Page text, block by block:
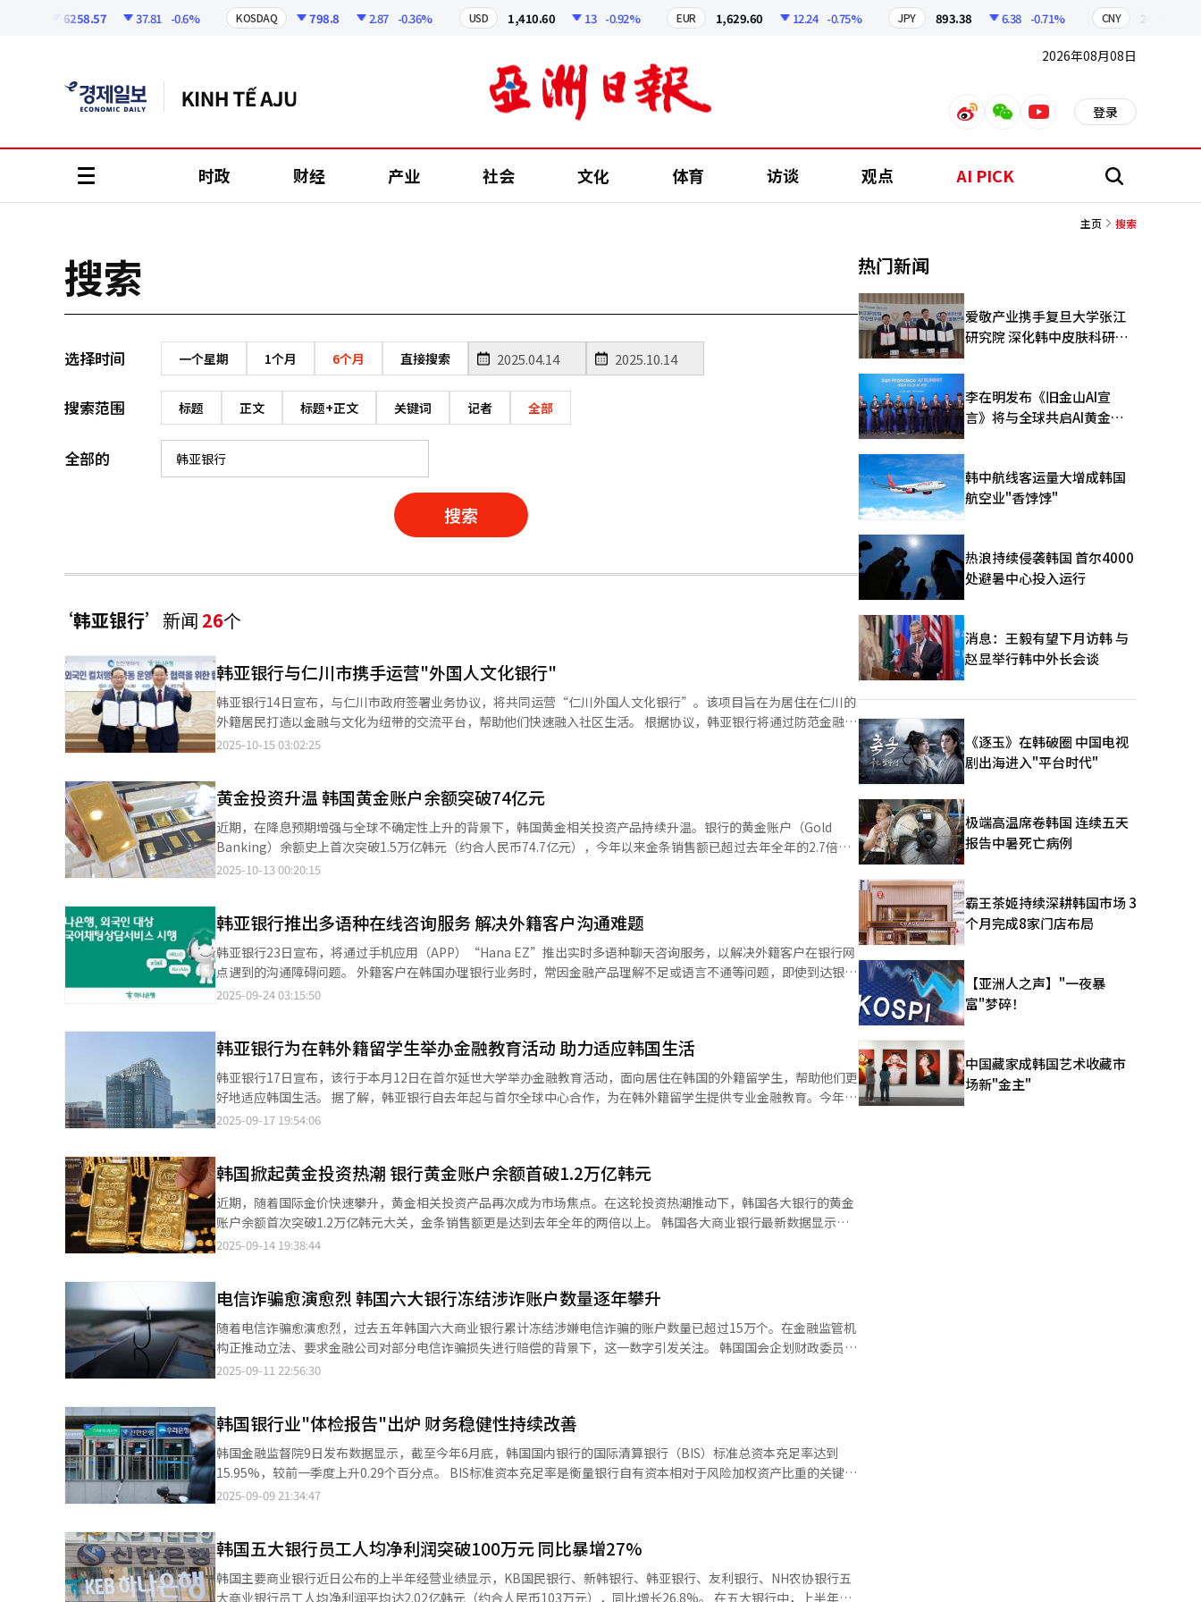
6258.57 37.81 -0.6% KOSDAQ 798.8 2.87 -0.36% USD 1,410.60 13 -0.92% EUR 1,629.60 12.24 -0.75% JPY 893.38 6.38 -0.71% CNY 209.17
2026年08月08日
weiboweixinyoutube 登录
时政 财经 产业 社会 文化 体育 访谈 观点 AI PICK 搜
主页 搜索
搜索
选择时间 一个星期 1个月 6个月 直接搜索
搜索范围 标题 正文 标题+正文 关键词 记者 全部
全部的
搜索
‘韩亚银行’ 新闻 26个
韩亚银行与仁川市携手运营"外国人文化银行"
韩亚银行14日宣布，与仁川市政府签署业务协议，将共同运营“仁川外国人文化银行”。该项目旨在为居住在仁川的
外籍居民打造以金融与文化为纽带的交流平台，帮助他们快速融入社区生活。 根据协议，韩亚银行将通过防范金融诈
骗教育、数字金融教育、定制化金融产品等，帮助外籍客户更好地理解与利用韩国金融服务。该行还将与仁川市合
提升平日难以到访客户的服务可及性。 韩亚银行行长李浩成表示：“希望通过‘仁川外国人文化银行’，让外籍居民
更快融入韩国社会，并将其打造成融合金融、文化与社区的代表性平台。” 目前，韩亚银行已在全国范围布局外籍居
民支援网络，包括2019年开设的天安站全球社区中心与2021年的大田外籍居民综合支援中心。该行计划未来继续扩
大支持范围，履行金融机构的社会责任并提升社会价值。
2025-10-15 03:02:25
黄金投资升温 韩国黄金账户余额突破74亿元
近期，在降息预期增强与全球不确定性上升的背景下，韩国黄金相关投资产品持续升温。银行的黄金账户（Gold
Banking）余额史上首次突破1.5万亿韩元（约合人民币74.7亿元），今年以来金条销售额已超过去年全年的2.7倍。
黄金市场的火热也蔓延至白银领域，银账户与银条投资同样大幅增长。 韩国金融行业最新数据显示，截至本月9日，
黄金。三家银行的黄金账户余额今年3月首次突破1万亿韩元，9月进一步扩大至1.4万亿韩元。 金条销售同样火爆。
KB国民银行、新韩银行、韩亚银行、友利银行、NH农协银行五大银行在本月1日至2日期间，合计售出价值134.87亿
韩元的金条。今年以来，金条销售额已达4505亿韩元，远超去年全年的1654亿韩元。从月度数据看，去年5月起月度
销售额进入“百亿区间”，今年2月达到882.93亿韩元峰值，随后3至8月在200至300亿韩元之间波动，9月暴增至
1115.89亿韩元。 近期，受美联储重启降息预期、全球经济不确定性加大、各国央行增持黄金等多重因素叠加影响，
投资者需注意风险。KRX黄金市场数据显示，以本月10日为基准，1公斤金现货收于每克19.973万韩元，较去年年底
上涨56.2%；本月1日盘中最高涨至每克20.3万韩元，创历史新高。 随着黄金价格走强，白银投资热度显著升温。KB
国民银行、新韩银行、友利银行、NH农协银行四家银行上月银条销售额达42.7亿韩元，首次突破40亿韩元。本月1日
和2日两天就售出20.22亿韩元，已达去年全年（8亿韩元）的2.5倍。 专家指出，白银虽为贵金属，但工业需求占比较
高，对经济周期更为敏感，价格波动性较大，更适合风险承受能力较强的投资者。从历史金银比来看，银价仍被认为
2025-10-13 00:20:15
韩亚银行推出多语种在线咨询服务 解决外籍客户沟通难题
韩亚银行23日宣布，将通过手机应用（APP）“Hana EZ”推出实时多语种聊天咨询服务，以解决外籍客户在银行网
点遇到的沟通障碍问题。 外籍客户在韩国办理银行业务时，常因金融产品理解不足或语言不通等问题，即使到达银行
网点也经常因资料准备不齐全而需要多次往返。此次推出的新服务正是为了解决这一普遍困扰。 该咨询服务目前支持
关信息并获得必需资料清单。 该服务的一大亮点是采用真人客服而非传统的机器人自动回复。客服人员通过多语种翻
译系统为客户提供咨询，有效克服了自动回复服务在准确性和灵活性方面的局限。这确保外籍客户能够获得更精准、
更可靠的咨询服务，同时显著提升业务办理效率。 韩亚银行外汇业务相关负责人表示：“外籍客户往往因为语言障碍
和银行营业时间限制，在使用金融服务时面临诸多不便。通过这项新服务，我们的客服人员将借助翻译系统用客户的
母语提供咨询，让外籍客户能够更便利、更安心地享受韩亚银行的各项服务。”
2025-09-24 03:15:50
韩亚银行为在韩外籍留学生举办金融教育活动 助力适应韩国生活
韩亚银行17日宣布，该行于本月12日在首尔延世大学举办金融教育活动，面向居住在韩国的外籍留学生，帮助他们更
好地适应韩国生活。 据了解，韩亚银行自去年起与首尔全球中心合作，为在韩外籍留学生提供专业金融教育。今年以
来，该行已陆续在高丽大学、东国大学和延世大学开展此类活动，教育内容不仅涵盖留学生在韩生活所需的基础金融
冒名开户等金融犯罪的防范方法。 一名参加活动的印尼籍学生分享道：“刚来韩国时对这里的金融环境很陌生，适应
过程比较困难。韩亚银行的详细讲解让我收获很大，特别是关于冒名账户、电信诈骗的防范技巧，以及针对外籍留学
生的诈骗案例分析，让我能够提前做好防护准备，更加安心地专注学业。” 韩亚银行相关负责人表示，希望通过金融
教育帮助外籍留学生更快适应韩国生活，实现求学梦想。作为韩国的外汇专业银行，韩亚银行将持续提供满足外籍客
户多样化需求的金融服务。 值得一提的是，韩亚银行还在韩国率先推出“入境前预先信息登记服务”，允许海外客户
2025-09-17 19:54:06
韩国掀起黄金投资热潮 银行黄金账户余额首破1.2万亿韩元
近期，随着国际金价快速攀升，黄金相关投资产品再次成为市场焦点。在这轮投资热潮推动下，韩国各大银行的黄金
账户余额首次突破1.2万亿韩元大关，金条销售额更是达到去年全年的两倍以上。 韩国各大商业银行最新数据显示，
截至本月11日，KB国民银行、新韩银行和友利银行三家银行的黄金账户余额合计达1.2367万亿韩元（约合人民币
以来长期维持在5000亿至6000亿韩元区间，从去年下半年开始出现大幅增长，并于今年3月首次突破1万亿韩元关
口。 在美国关税政策不确定性以及全球经济波动加剧的背景下，黄金作为传统避险资产的需求急剧上升。国际现货黄
金价格上周首次突破每盎司3600美元，刷新历史纪录。韩国本土金价同样持续走高，韩国交易所（KRX）数据显示，
本月12日KRX黄金市场1公斤金条现货成交价为16.51万韩元（每克），较去年年底上涨29.1%。 业内人士指出：“近
期金价再度上涨，投资者对黄金类产品的关注度显著提升，不仅价格走高，销量也呈现增长趋势。” 数据显示，KB
达到373.17亿韩元，几乎追平8月份全月销售额（373.75亿韩元）。 截至目前，今年累计金条销售额已达3628亿韩
元，为去年全年销售额（1654亿韩元）的2.2倍。从月度数据来看，自去年5月金条销售额首次突破100亿韩元后，基
本维持在100亿至200亿韩元区间；今年3月以来，月销售额稳定在200亿至300亿韩元水平。 在黄金投资热潮带动
下，白银投资需求也出现爆发式增长。截至上月，KB国民银行、新韩银行、友利银行、NH农协银行四家银行白银条
销售额达10.59亿韩元，历史上首次突破10亿韩元大关。进入本月，仅前11天就实现白银条销售7.51亿韩元，按此势
行中，新韩银行是唯一提供白银账户服务的机构。截至11日，该行白银账户余额达到810亿韩元，首次突破800亿韩
元大关。
2025-09-14 19:38:44
电信诈骗愈演愈烈 韩国六大银行冻结涉诈账户数量逐年攀升
随着电信诈骗愈演愈烈，过去五年韩国六大商业银行累计冻结涉嫌电信诈骗的账户数量已超过15万个。在金融监管机
构正推动立法、要求金融公司对部分电信诈骗损失进行赔偿的背景下，这一数字引发关注。 韩国国会企划财政委员会
所属国民力量党议员朴成训11日从金融监督院获取的资料显示，从2020年至今年第一季度，KB国民银行、新韩银
（2.4816万个）、新韩银行（2.251万个）、韩亚银行（2.1378万个）和IBK企业银行（1.9561万个）。 从整体趋势
看，六大银行冻结涉诈账户数量呈逐年递增态势。2020年为2.3381万个，2021年增至2.7967万个，2022年为2.8185
万个，2023年小幅回落至2.7652万个，但去年再度跃升至3.2409万个。今年第一季度已达1.0488万个，按此趋势推
算，全年有望突破4万个。 地方银行虽然冻结涉诈账户数量相对较少，但同样呈现增长趋势。2020年至今年一季度，
釜山银行、光州银行、济州银行、全北银行和庆南银行等五大地方银行累计冻结涉诈账户9621个。其中，釜山银行最
个）。 从各年度数据来看，地方银行冻结账户数量从2020年的1210个逐年增长至2021年的1557个、2022年的1919
个、2023年的1958个，去年达到2203个。今年一季度已达774个，预计将再创新高。此外，去年5月由地方银行转为
主要商业银行的iM银行，在过去五年中累计冻结账户4534个。 国民力量党议员朴成训指出，在电信诈骗犯罪手段日
2025-09-11 22:56:30
韩国银行业"体检报告"出炉 财务稳健性持续改善
韩国金融监督院9日发布数据显示，截至今年6月底，韩国国内银行的国际清算银行（BIS）标准总资本充足率达到
15.95%，较前一季度上升0.29个百分点。 BIS标准资本充足率是衡量银行自有资本相对于风险加权资产比重的关键指
标，被视为评估银行财务稳健性的核心标准。根据金融监督院规定，银行须满足普通股资本充足率8%、一级资本充
出，韩国银行业资本充足率水平良好，主要得益于上半年韩元兑美元汇率下跌推动净利润增长，同时外币贷款资产的
风险加权资产折算额下降。 从各银行表现来看，总资本充足率方面，友利银行、KB国民银行、新韩银行、花旗银
行、渣打银行、Kakao银行等均超过16%，表现相对稳定；BNK银行为13.96%，相对较低。 普通股资本充足率方
2025-09-09 21:34:47
韩国五大银行员工人均净利润突破100万元 同比暴增27%
韩国主要商业银行近日公布的上半年经营业绩显示，KB国民银行、新韩银行、韩亚银行、友利银行、NH农协银行五
大商业银行员工人均净利润平均达2.02亿韩元（约合人民币103万元），同比增长26.8%。 在五大银行中，上半年韩
热门新闻
爱敬产业携手复旦大学张江
研究院 深化韩中皮肤科研合
李在明发布《旧金山AI宣
言》将与全球共启AI黄金时
韩中航线客运量大增成韩国
航空业"香饽饽"
热浪持续侵袭韩国 首尔4000
处避暑中心投入运行
消息：王毅有望下月访韩 与
赵显举行韩中外长会谈
《逐玉》在韩破圈 中国电视
剧出海进入"平台时代"
极端高温席卷韩国 连续五天
报告中暑死亡病例
霸王茶姬持续深耕韩国市场 3
个月完成8家门店布局
【亚洲人之声】"一夜暴
富"梦碎！
中国藏家成韩国艺术收藏市
场新"金主"